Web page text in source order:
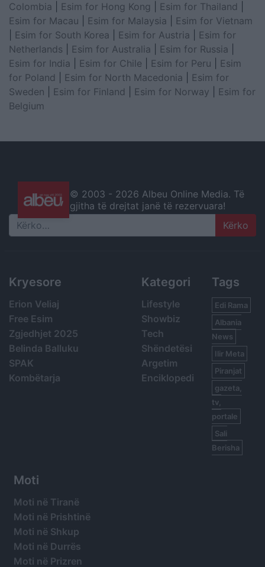
Colombia
Esim for Hong Kong Esim for Thailand
Esim for Macau
Esim for Malaysia
Esim for Vietnam
Esim for South Korea Esim for Austria
Esim for
Netherlands
Esim for Australia Esim for Russia
Esim for India
Esim for Chile Esim for Peru
Esim
for Poland
Esim for North Macedonia
Esim for
Sweden
Esim for Finland Esim for Norway
Esim for
Belgium
© 2003 - 2026 Albeu Online Media. Të
gjitha të drejtat janë të rezervuara!
Search
Kryesore
Erion Veliaj
Free Esim
Zgjedhjet 2025
Belinda Balluku
SPAK
Kombëtarja
Kategori
Lifestyle
Showbiz
Tech
Shëndetësi
Argetim
Enciklopedi
Tags
Edi Rama
Albania
News
Ilir Meta
Piranjat
gazeta,
tv,
portale
Sali
Berisha
Moti
Moti në Tiranë
Moti në Prishtinë
Moti në Shkup
Moti në Durrës
Moti në Prizren